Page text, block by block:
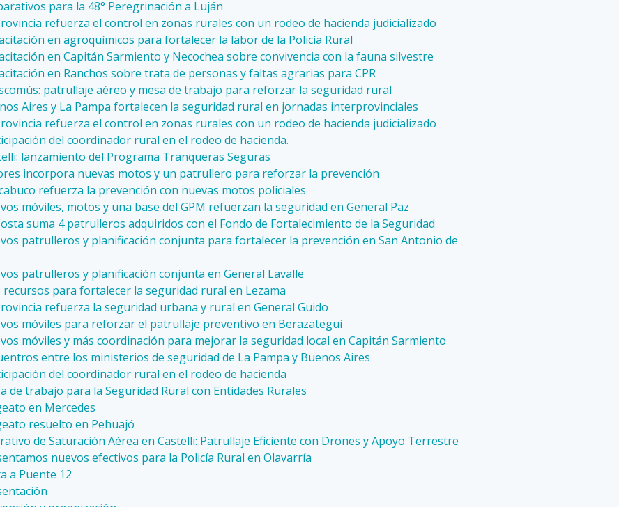
para la 48° Peregrinación a Luján
refuerza el control en zonas rurales con un rodeo de hacienda judicializado
en agroquímicos para fortalecer la labor de la Policía Rural
en Capitán Sarmiento y Necochea sobre convivencia con la fauna silvestre
en Ranchos sobre trata de personas y faltas agrarias para CPR
patrullaje aéreo y mesa de trabajo para reforzar la seguridad rural
Aires y La Pampa fortalecen la seguridad rural en jornadas interprovinciales
refuerza el control en zonas rurales con un rodeo de hacienda judicializado
del coordinador rural en el rodeo de hacienda.
lanzamiento del Programa Tranqueras Seguras
incorpora nuevas motos y un patrullero para reforzar la prevención
refuerza la prevención con nuevas motos policiales
móviles, motos y una base del GPM refuerzan la seguridad en General Paz
suma 4 patrulleros adquiridos con el Fondo de Fortalecimiento de la Seguridad
patrulleros y planificación conjunta para fortalecer la prevención en San Antonio de
patrulleros y planificación conjunta en General Lavalle
recursos para fortalecer la seguridad rural en Lezama
refuerza la seguridad urbana y rural en General Guido
móviles para reforzar el patrullaje preventivo en Berazategui
móviles y más coordinación para mejorar la seguridad local en Capitán Sarmiento
entre los ministerios de seguridad de La Pampa y Buenos Aires
del coordinador rural en el rodeo de hacienda
de trabajo para la Seguridad Rural con Entidades Rurales
en Mercedes
resuelto en Pehuajó
de Saturación Aérea en Castelli: Patrullaje Eficiente con Drones y Apoyo Terrestre
nuevos efectivos para la Policía Rural en Olavarría
a Puente 12